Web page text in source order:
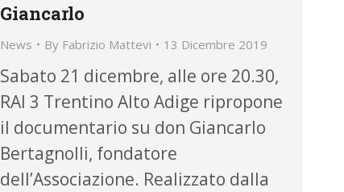
Giancarlo
News By Fabrizio Mattevi 13 Dicembre 2019
Sabato 21 dicembre, alle ore 20.30,
RAI 3 Trentino Alto Adige ripropone
il documentario su don Giancarlo
Bertagnolli, fondatore
dell’Associazione. Realizzato dalla